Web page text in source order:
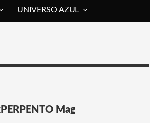
UNIVERSO AZUL
Mag